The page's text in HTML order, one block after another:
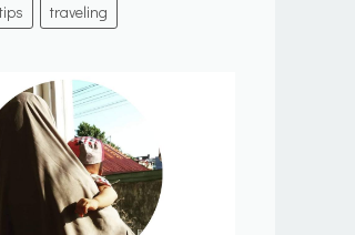
tips traveling